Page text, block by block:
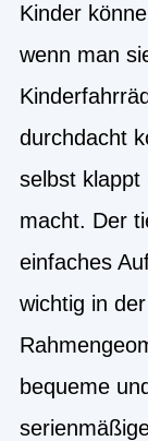
Kinder
wenn man
durchdacht
selbst klappt
macht. Der
einfaches
wichtig in
bequeme